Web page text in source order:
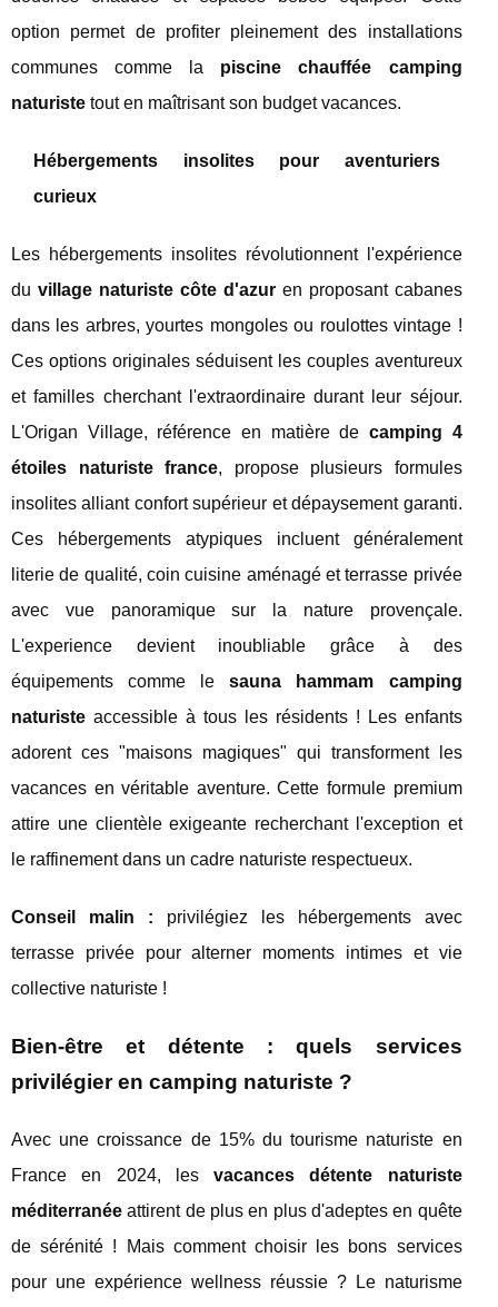
option permet de profiter pleinement des installations
communes comme la piscine chauffée camping
naturiste tout en maîtrisant son budget vacances.
Hébergements insolites pour aventuriers
curieux
Les hébergements insolites révolutionnent l'expérience
du village naturiste côte d'azuren proposant cabanes
dans les arbres, yourtes mongoles ou roulottes vintage !
Ces options originales séduisent les couples aventureux
et familles cherchant l'extraordinaire durant leur séjour.
L'Origan Village, référence en matière de camping 4
étoiles naturiste france, propose plusieurs formules
insolites alliant confort supérieur et dépaysement garanti.
Ces hébergements atypiques incluent généralement
literie de qualité, coin cuisine aménagé et terrasse privée
avec vue panoramique sur la nature provençale.
L'experience devient inoubliable grâce à des
équipements comme lesauna hammam camping
naturiste accessible à tous les résidents ! Les enfants
adorent ces "maisons magiques" qui transforment les
vacances en véritable aventure. Cette formule premium
attire une clientèle exigeante recherchant l'exception et
le raffinement dans un cadre naturiste respectueux.
Conseil malin : privilégiez les hébergements avec
terrasse privée pour alterner moments intimes et vie
collective naturiste !
Bien-être et détente : quels services
privilégier en camping naturiste ?
Avec une croissance de 15% du tourisme naturiste en
France en 2024, lesvacances détente naturiste
méditerranée attirent de plus en plus d'adeptes en quête
de sérénité ! Mais comment choisir les bons services
pour une expérience wellness réussie ? Le naturisme